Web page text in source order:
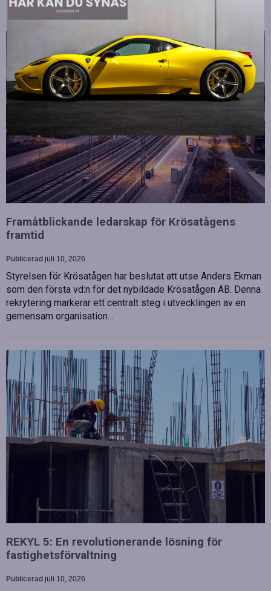
Framåtblickande ledarskap för Krösatågens
framtid
Publicerad juli 10, 2026
Styrelsen för Krösatågen har beslutat att utse Anders Ekman
som den första vd:n för det nybildade Krösatågen AB. Denna
rekrytering markerar ett centralt steg i utvecklingen av en
gemensam organisation…
REKYL 5: En revolutionerande lösning för
fastighetsförvaltning
Publicerad juli 10, 2026